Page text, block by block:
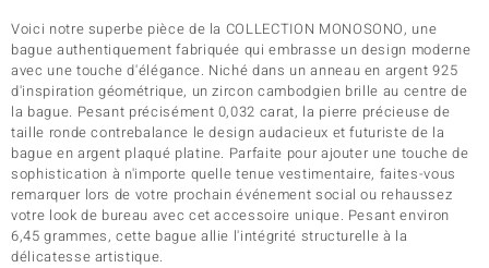
Voici notre superbe pièce de la COLLECTION MONOSONO, une
bague authentiquement fabriquée qui embrasse un design moderne
avec une touche d'élégance. Niché dans un anneau en argent 925
d'inspiration géométrique, un zircon cambodgien brille au centre de
la bague. Pesant précisément 0,032 carat, la pierre précieuse de
taille ronde contrebalance le design audacieux et futuriste de la
bague en argent plaqué platine. Parfaite pour ajouter une touche de
sophistication à n'importe quelle tenue vestimentaire, faites-vous
remarquer lors de votre prochain événement social ou rehaussez
votre look de bureau avec cet accessoire unique. Pesant environ
6,45 grammes, cette bague allie l'intégrité structurelle à la
délicatesse artistique.